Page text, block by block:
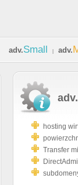
adv.Small adv.
adv.
hosting
Transfer